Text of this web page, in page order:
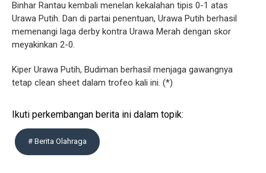
Binhar Rantau kembali menelan kekalahan tipis 0-1 atas
Urawa Putih. Dan di partai penentuan, Urawa Putih berhasil
memenangi laga derby kontra Urawa Merah dengan skor
meyakinkan 2-0.
Kiper Urawa Putih, Budiman berhasil menjaga gawangnya
tetap clean sheet dalam trofeo kali ini. (*)
Ikuti perkembangan berita ini dalam topik:
# Berita Olahraga